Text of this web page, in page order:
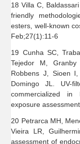
18 Villa C,
friendly
esters, well-known
Feb;27(1):11-6
19 Cunha SC,
Tejedor M,
Robbens J, Sioen
Domingo JL. UV-
commercialized
exposure
20 Petrarca MH,
Vieira LR,
assessment of